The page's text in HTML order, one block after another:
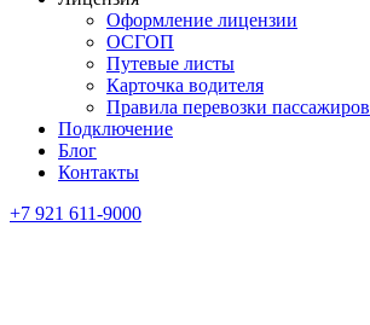
Оформление лицензии
ОСГОП
Путевые листы
Карточка водителя
Правила перевозки пассажиров
Подключение
Блог
Контакты
+7 921 611-9000